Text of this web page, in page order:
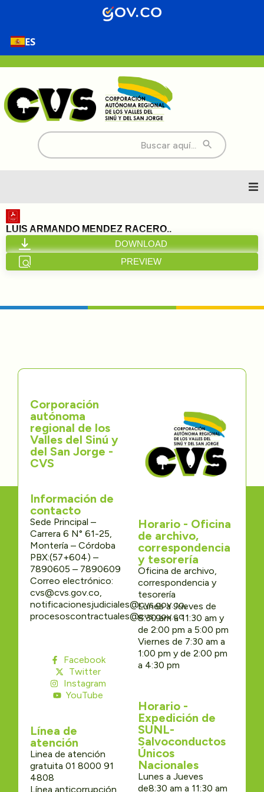
ES
Buscar:
Inicio
Nosotros
Transparencia
Participa
Trámites y Servicios
Contáctenos
LUIS ARMANDO MENDEZ RACERO..
DOWNLOAD
PREVIEW
Corporación
autónoma
regional de los
Valles del Sinú y
del San Jorge -
CVS
Información de
contacto
Sede Principal –
Carrera 6 N° 61-25,
Montería – Córdoba
PBX:(57+604) –
7890605 – 7890609
Correo electrónico:
cvs@cvs.gov.co,
notificacionesjudiciales@cvs.gov.co,
procesoscontractuales@cvs.gov.co
Facebook
Twitter
Instagram
YouTube
Línea de
atención
Linea de atención
gratuita 01 8000 91
4808
Línea anticorrupción
Horario - Oficina
de archivo,
correspondencia
y tesorería
Oficina de archivo,
correspondencia y
tesorería
Lunes a Jueves de
8:30 am a 11:30 am y
de 2:00 pm a 5:00 pm
Viernes de 7:30 am a
1:00 pm y de 2:00 pm
a 4:30 pm
Horario -
Expedición de
SUNL-
Salvoconductos
Únicos
Nacionales
Lunes a Jueves
de8:30 am a 11:30 am